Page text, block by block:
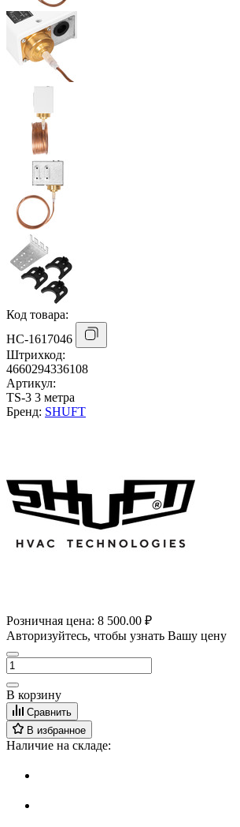
Код товара:
НС-1617046
Штрихкод:
4660294336108
Артикул:
TS-3 3 метра
Бренд: SHUFT
Розничная цена: 8 500.00 ₽
Авторизуйтесь, чтобы узнать Вашу цену
В корзину
Сравнить
В избранное
Наличие на складе: